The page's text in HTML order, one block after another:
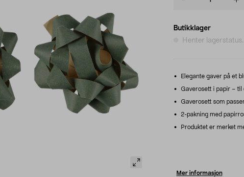
Butikklager
Henter
Elegante gaver på et
Gaverosett i papir – til
Gaverosett som
2-pakning med
Produktet er merket
Mer informasjon